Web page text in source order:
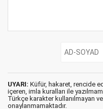
UYARI: Küfür, hakaret, rencide
içeren, imla kuralları ile
Türkçe karakter kullanılmayan
onaylanmamaktadır.